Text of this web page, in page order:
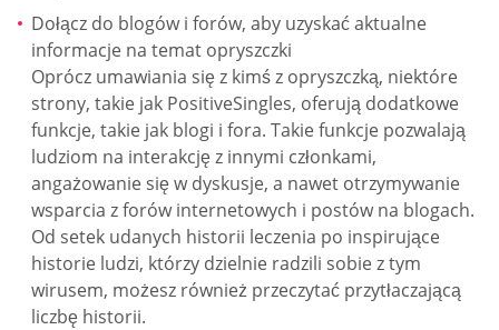
Dołącz do blogów i forów, aby uzyskać aktualne
informacje na temat opryszczki
Oprócz umawiania się z kimś z opryszczką, niektóre
strony, takie jak PositiveSingles, oferują dodatkowe
funkcje, takie jak blogi i fora. Takie funkcje pozwalają
ludziom na interakcję z innymi członkami,
angażowanie się w dyskusje, a nawet otrzymywanie
wsparcia z forów internetowych i postów na blogach.
Od setek udanych historii leczenia po inspirujące
historie ludzi, którzy dzielnie radzili sobie z tym
wirusem, możesz również przeczytać przytłaczającą
liczbę historii.